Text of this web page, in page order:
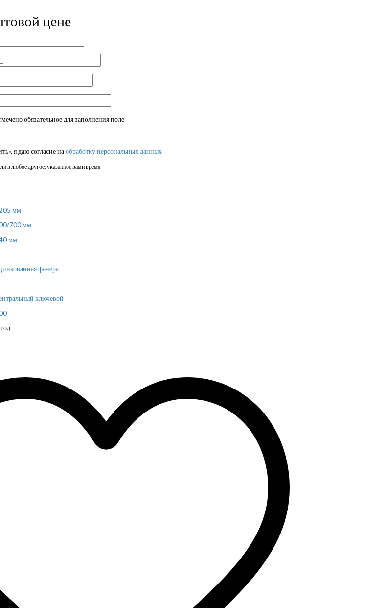
цене
обязательное для заполнения поле
я даю согласие наобработку персональных данных
в любое другое, указанное вами время
мм
700 мм
мм
фанера
ключевой